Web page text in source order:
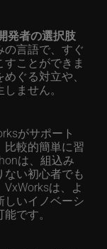
発者の選択肢
の言語で、すぐ
ことができま
ぐる対立や、
ません。
がサポート
比較的簡単に習
は、組込み
ない初心者でも
は、よ
しいイノベーシ
です。